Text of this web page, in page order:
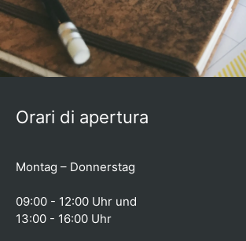
Orari di apertura
Montag – Donnerstag
09:00 - 12:00 Uhr und
13:00 - 16:00 Uhr